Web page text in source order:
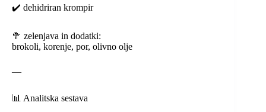
✔️ dehidriran krompir
🥦 zelenjava in dodatki:
brokoli, korenje, por, olivno olje
—
📊 Analitska sestava